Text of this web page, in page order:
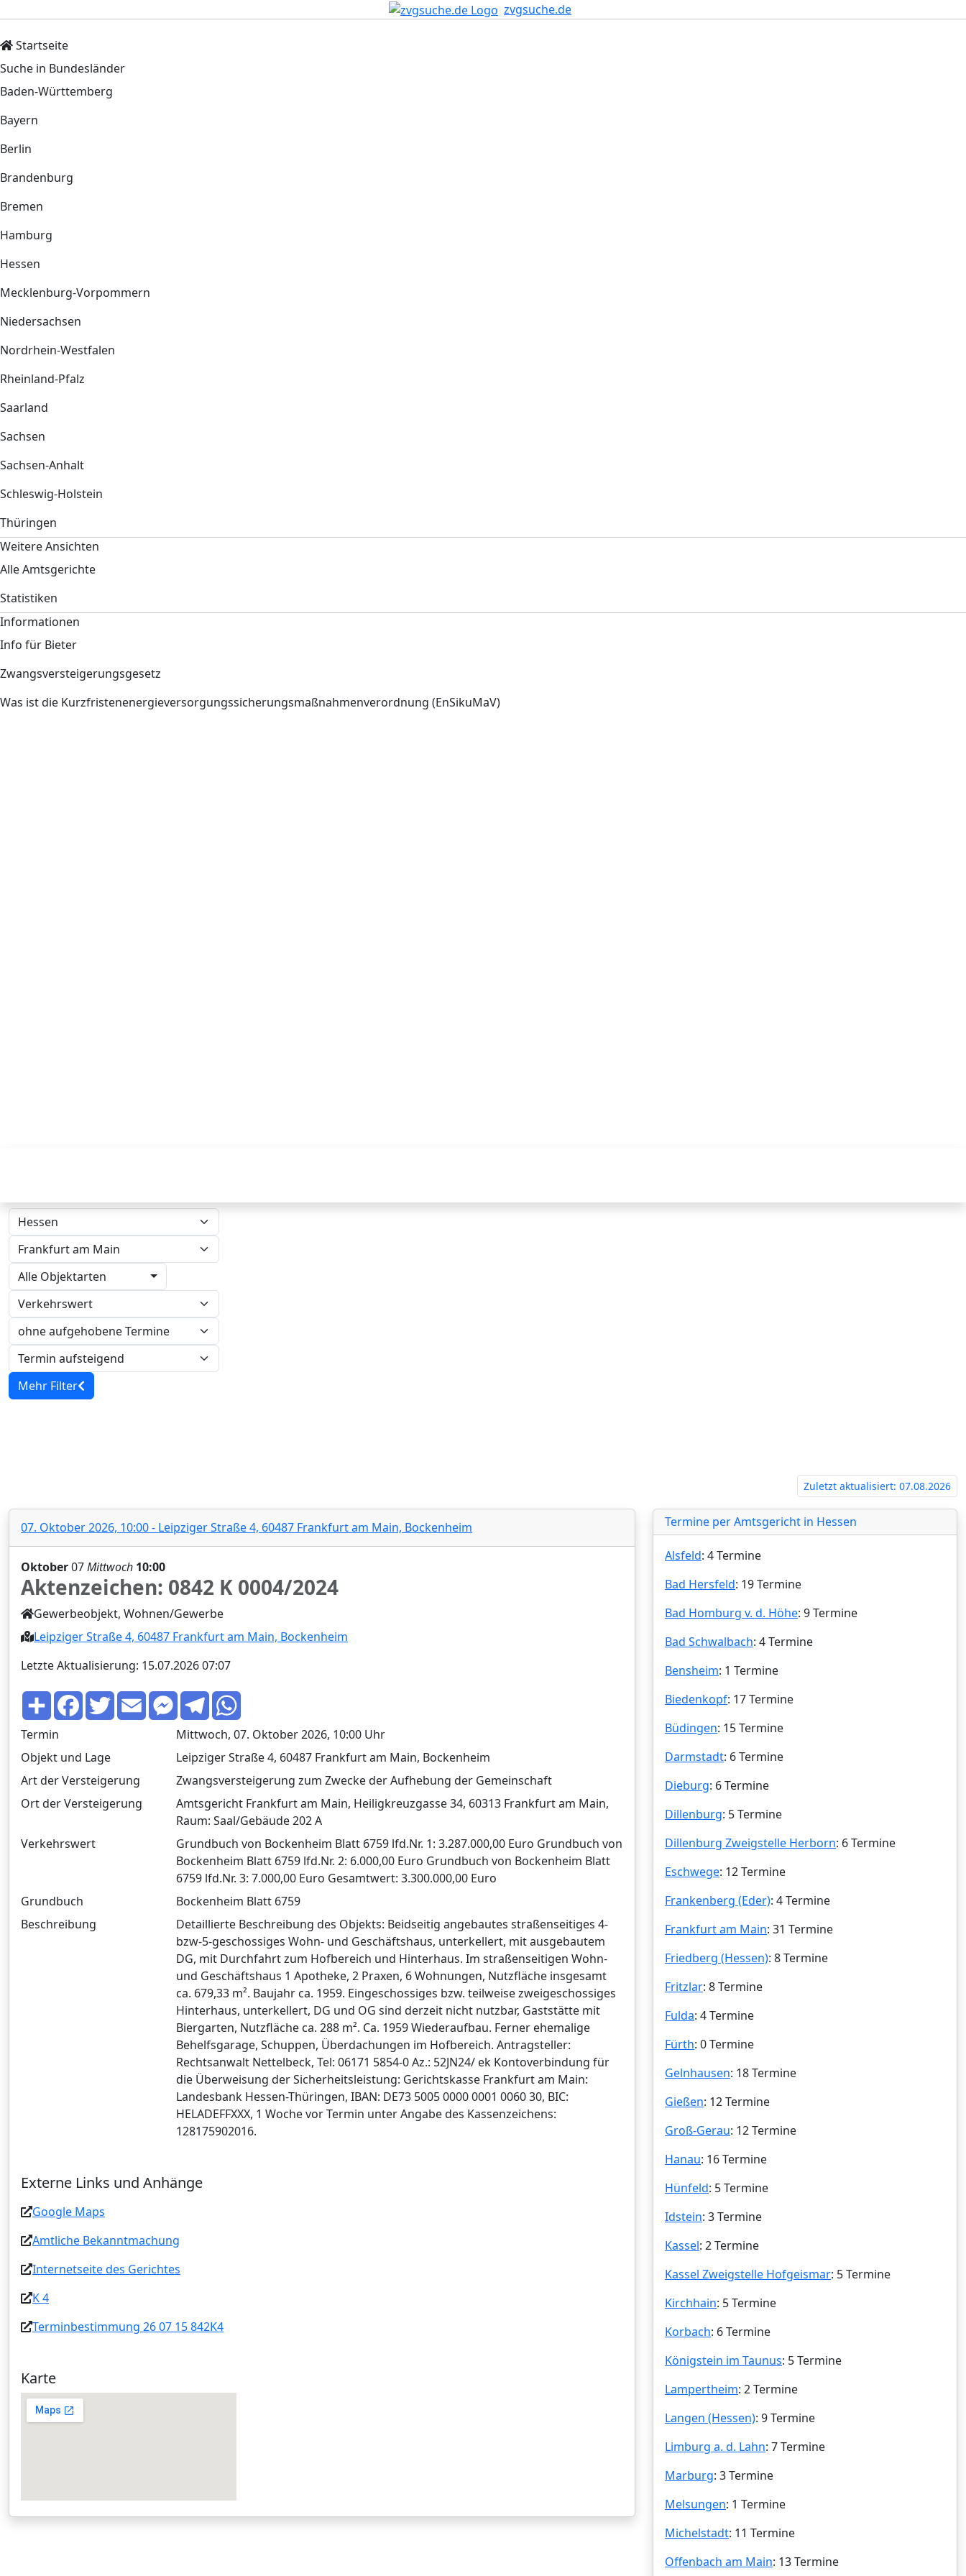
zvgsuche.de
Startseite
Suche in Bundesländer
Baden-Württemberg
Bayern
Berlin
Brandenburg
Bremen
Hamburg
Hessen
Mecklenburg-Vorpommern
Niedersachsen
Nordrhein-Westfalen
Rheinland-Pfalz
Saarland
Sachsen
Sachsen-Anhalt
Schleswig-Holstein
Thüringen
Weitere Ansichten
Alle Amtsgerichte
Statistiken
Informationen
Info für Bieter
Zwangsversteigerungsgesetz
Was ist die Kurzfristenenergieversorgungssicherungsmaßnahmenverordnung (EnSikuMaV)
Alle Objektarten
Verkehrswert
Mehr Filter
Zuletzt aktualisiert: 07.08.2026
07. Oktober 2026, 10:00 - Leipziger Straße 4, 60487 Frankfurt am Main, Bockenheim
Oktober07Mittwoch 10:00
Aktenzeichen: 0842 K 0004/2024‍
Gewerbeobjekt, Wohnen/Gewerbe
Leipziger Straße 4, 60487 Frankfurt am Main, Bockenheim
Letzte Aktualisierung: 15.07.2026 07:07
T
l
e
n
F
c
o
o
k
T
w
E
m
a
M
s
s
e
n
g
e
r
T
e
g
r
a
m
t
s
A
p
p
Termin
Mittwoch, 07. Oktober 2026, 10:00 Uhr
Objekt und Lage
Leipziger Straße 4, 60487 Frankfurt am Main, Bockenheim
Art der Versteigerung
Zwangsversteigerung zum Zwecke der Aufhebung der Gemeinschaft
Ort der Versteigerung
Amtsgericht Frankfurt am Main, Heiligkreuzgasse 34, 60313 Frankfurt am Main,
Raum: Saal/Gebäude 202 A
Verkehrswert
Grundbuch von Bockenheim Blatt 6759 lfd.Nr. 1: 3.287.000,00 Euro Grundbuch von
Bockenheim Blatt 6759 lfd.Nr. 2: 6.000,00 Euro Grundbuch von Bockenheim Blatt
6759 lfd.Nr. 3: 7.000,00 Euro Gesamtwert: 3.300.000,00 Euro
Grundbuch
Bockenheim Blatt 6759
Beschreibung
Detaillierte Beschreibung des Objekts: Beidseitig angebautes straßenseitiges 4-
bzw-5-geschossiges Wohn- und Geschäftshaus, unterkellert, mit ausgebautem
DG, mit Durchfahrt zum Hofbereich und Hinterhaus. Im straßenseitigen Wohn-
und Geschäftshaus 1 Apotheke, 2 Praxen, 6 Wohnungen, Nutzfläche insgesamt
ca. 679,33 m². Baujahr ca. 1959. Eingeschossiges bzw. teilweise zweigeschossiges
Hinterhaus, unterkellert, DG und OG sind derzeit nicht nutzbar, Gaststätte mit
Biergarten, Nutzfläche ca. 288 m². Ca. 1959 Wiederaufbau. Ferner ehemalige
Behelfsgarage, Schuppen, Überdachungen im Hofbereich. Antragsteller:
Rechtsanwalt Nettelbeck, Tel: 06171 5854-0 Az.: 52JN24/ ek Kontoverbindung für
die Überweisung der Sicherheitsleistung: Gerichtskasse Frankfurt am Main:
Landesbank Hessen-Thüringen, IBAN: DE73 5005 0000 0001 0060 30, BIC:
HELADEFFXXX, 1 Woche vor Termin unter Angabe des Kassenzeichens:
128175902016.
Externe Links und Anhänge
Google Maps
Amtliche Bekanntmachung
Internetseite des Gerichtes
K 4
Terminbestimmung 26 07 15 842K4
Karte
Termine per Amtsgericht in Hessen
Alsfeld: 4 Termine
Bad Hersfeld: 19 Termine
Bad Homburg v. d. Höhe: 9 Termine
Bad Schwalbach: 4 Termine
Bensheim: 1 Termine
Biedenkopf: 17 Termine
Büdingen: 15 Termine
Darmstadt: 6 Termine
Dieburg: 6 Termine
Dillenburg: 5 Termine
Dillenburg Zweigstelle Herborn: 6 Termine
Eschwege: 12 Termine
Frankenberg (Eder): 4 Termine
Frankfurt am Main: 31 Termine
Friedberg (Hessen): 8 Termine
Fritzlar: 8 Termine
Fulda: 4 Termine
Fürth: 0 Termine
Gelnhausen: 18 Termine
Gießen: 12 Termine
Groß-Gerau: 12 Termine
Hanau: 16 Termine
Hünfeld: 5 Termine
Idstein: 3 Termine
Kassel: 2 Termine
Kassel Zweigstelle Hofgeismar: 5 Termine
Kirchhain: 5 Termine
Korbach: 6 Termine
Königstein im Taunus: 5 Termine
Lampertheim: 2 Termine
Langen (Hessen): 9 Termine
Limburg a. d. Lahn: 7 Termine
Marburg: 3 Termine
Melsungen: 1 Termine
Michelstadt: 11 Termine
Offenbach am Main: 13 Termine